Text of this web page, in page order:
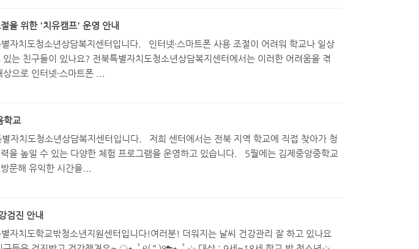
을 위한 '치유캠프' 운영 안내
자치도청소년상담복지센터입니다. 인터넷·스마트폰 사용 조절이 어려워 학교나 일상
는 친구들이 있나요? 전북특별자치도청소년상담복지센터에서는 이러한 어려움을 겪
으로 인터넷·스마트폰 ...
학교
자치도청소년상담복지센터입니다. 저희 센터에서는 전북 지역 학교에 직접 찾아가 청
을 높일 수 있는 다양한 체험 프로그램을 운영하고 있습니다. 5월에는 김제중앙중학교
문해 유익한 시간을...
검진 안내
자치도학교밖청소년지원센터입니다!여러분! 더워지는 날씨 건강관리 잘 하고 있나요